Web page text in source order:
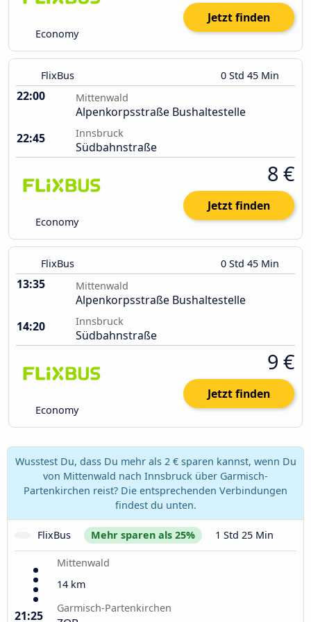
Economy
Jetzt finden
FlixBus 0 Std 45 Min
22:00 Mittenwald
Alpenkorpsstraße Bushaltestelle
22:45
Innsbruck
Südbahnstraße
Economy
8 €
Jetzt finden
FlixBus 0 Std 45 Min
13:35 Mittenwald
Alpenkorpsstraße Bushaltestelle
14:20
Innsbruck
Südbahnstraße
Economy
9 €
Jetzt finden
Wusstest Du, dass Du mehr als 2 € sparen kannst, wenn Du
von Mittenwald nach Innsbruck über Garmisch-
Partenkirchen reist? Die entsprechenden Verbindungen
findest du unten.
FlixBus Mehr sparen als 25% 1 Std 25 Min
Mittenwald
14 km
21:25
Garmisch-Partenkirchen